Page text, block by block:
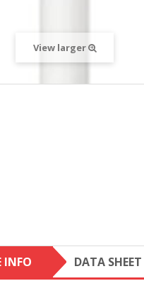
View larger
INFO DATA SHEET